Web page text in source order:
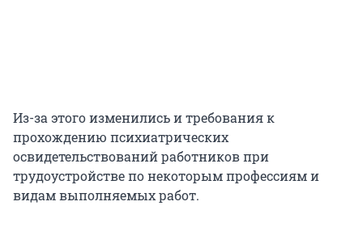
Из-за этого изменились и требования к
прохождению психиатрических
освидетельствований работников при
трудоустройстве по некоторым профессиям и
видам выполняемых работ.